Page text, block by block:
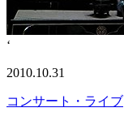
‘
2010.10.31
コンサート・ライブ